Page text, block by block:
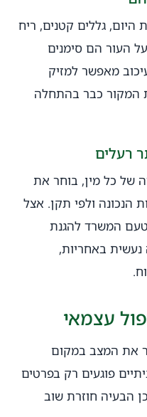
היום, גללים קטנים, ריח
העור הם סימנים
מאפשר למזיק
המקור כבר בהתחלה
רעלים
של כל מין, בוחר את
הנכונה ולפי תקן. אצל
פוגל, היתר רעלים 2292 מטעם המשרד להגנת
באחריות,
עצמאי
את המצב במקום
פוגעים רק בפרטים
הבעיה חוזרת שוב